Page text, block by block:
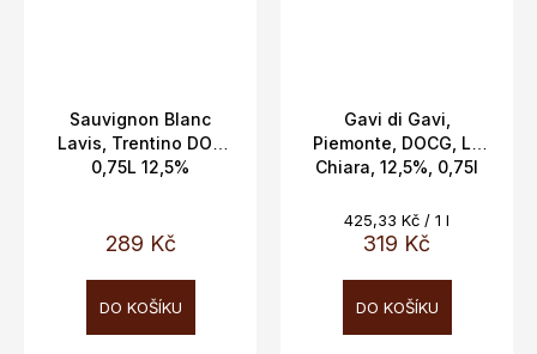
Sauvignon Blanc
Lavis, Trentino DOC
0,75L 12,5%
289 Kč
DO KOŠÍKU
Gavi di Gavi,
Piemonte, DOCG, La
Chiara, 12,5%, 0,75l
319 Kč
Měrná
cena:
425,33 Kč / 1 l
DO KOŠÍKU